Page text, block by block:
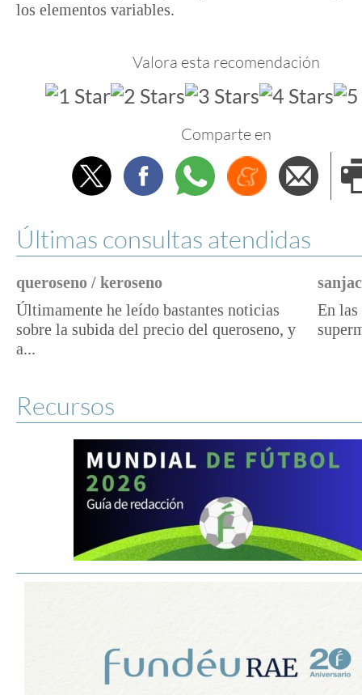
los elementos variables.
Valora esta recomendación
Comparte en
TwitterFacebookWhatsappMenéame
Últimas consultas atendidas
queroseno / keroseno
Últimamente he leído bastantes noticias
sobre la subida del precio del queroseno, y
a...
En las
Recursos